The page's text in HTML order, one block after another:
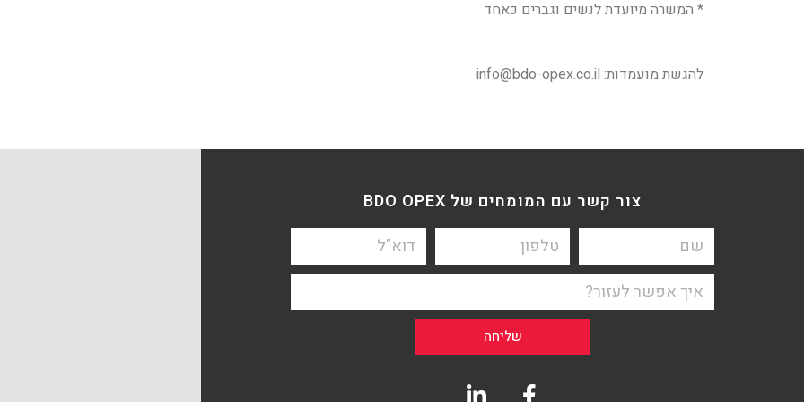
* המשרה מיועדת לנשים וגברים כאחד
להגשת מועמדות: info@bdo-opex.co.il
צור קשר עם המומחים של BDO OPEX
שליחה